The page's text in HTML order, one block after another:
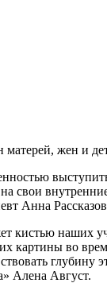
матерей, жен и
на свои
Анна
кистью наших
во
Алена Август.